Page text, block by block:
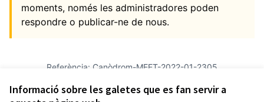
Informació sobre les galetes que es fan servir a
moments, només les administradores poden
respondre o publicar-ne de nous.
Referència: Canòdrom-MEET-2022-01-2305
Afegir al calendari